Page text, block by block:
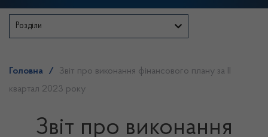
Розділи
Головна /
Звіт про виконання фінансового плану за ІІ
квартал 2023 року
Звіт про виконання